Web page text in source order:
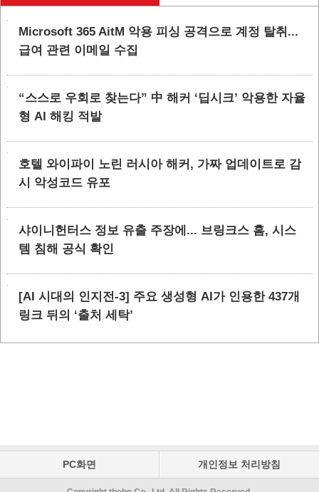
Microsoft 365 AitM 악용 피싱 공격으로 계정 탈취...
급여 관련 이메일 수집
“스스로 우회로 찾는다” 中 해커 ‘딥시크’ 악용한 자율
형 AI 해킹 적발
호텔 와이파이 노린 러시아 해커, 가짜 업데이트로 감
시 악성코드 유포
샤이니헌터스 정보 유출 주장에... 브링크스 홈, 시스
템 침해 공식 확인
[AI 시대의 인지전-3] 주요 생성형 AI가 인용한 437개
링크 뒤의 ‘출처 세탁’
PC화면 개인정보 처리방침